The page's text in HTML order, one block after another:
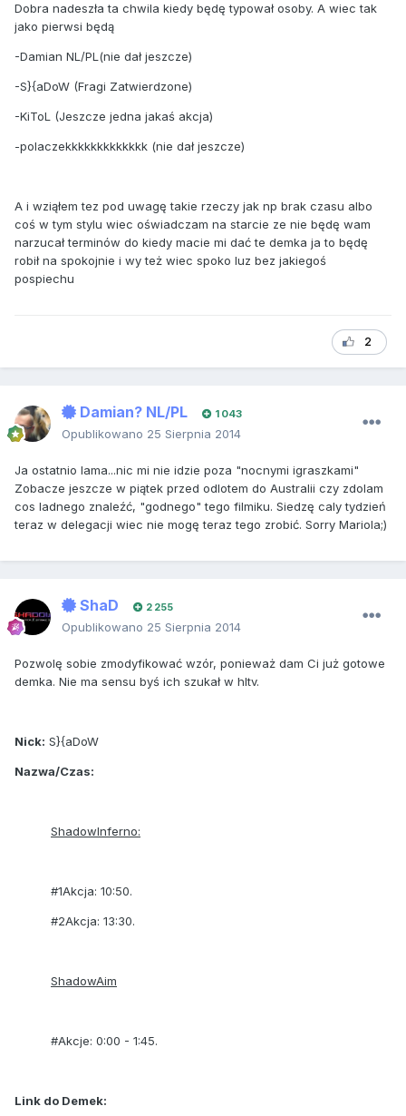
Dobra nadeszła ta chwila kiedy będę typował osoby. A wiec tak
jako pierwsi będą
-Damian NL/PL(nie dał jeszcze)
-S}{aDoW (Fragi Zatwierdzone)
-KiToL (Jeszcze jedna jakaś akcja)
-polaczekkkkkkkkkkkkk (nie dał jeszcze)
A i wziąłem tez pod uwagę takie rzeczy jak np brak czasu albo
coś w tym stylu wiec oświadczam na starcie ze nie będę wam
narzucał terminów do kiedy macie mi dać te demka ja to będę
robił na spokojnie i wy też wiec spoko luz bez jakiegoś
pospiechu
2
Damian? NL/PL 1 043
Opublikowano 25 Sierpnia 2014
Ja ostatnio lama...nic mi nie idzie poza "nocnymi igraszkami"
Zobacze jeszcze w piątek przed odlotem do Australii czy zdolam
cos ladnego znaleźć, "godnego" tego filmiku. Siedzę caly tydzień
teraz w delegacji wiec nie mogę teraz tego zrobić. Sorry Mariola;)
ShaD 2 255
Opublikowano 25 Sierpnia 2014
Pozwolę sobie zmodyfikować wzór, ponieważ dam Ci już gotowe
demka. Nie ma sensu byś ich szukał w hltv.
Nick: S}{aDoW
Nazwa/Czas:
ShadowInferno:
#1Akcja: 10:50.
#2Akcja: 13:30.
ShadowAim
#Akcje: 0:00 - 1:45.
Link do Demek: